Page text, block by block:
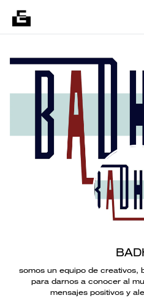
somos un equipo de creativos,
para darnos a conocer al
mensajes positivos y